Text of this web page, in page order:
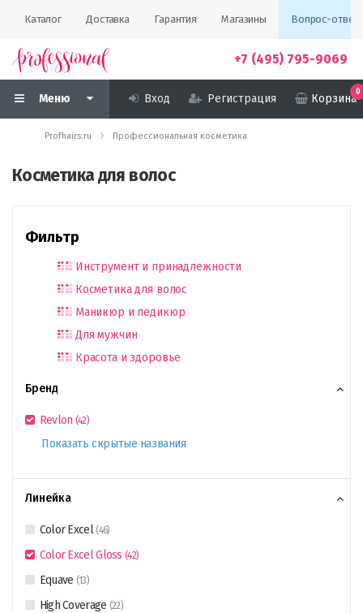
Каталог Доставка Гарантия Магазины Вопрос-ответ
+7 (495) 795-9069
Меню Вход Регистрация Корзина
0
Profhairs.ru Профессиональная косметика
Косметика для волос
Фильтр
Инструмент и принадлежности
Косметика для волос
Маникюр и педикюр
Для мужчин
Красота и здоровье
Бренд
Revlon (42)
Показать скрытые названия
Линейка
Color Excel (46)
Color Excel Gloss(42)
Equave (13)
High Coverage (22)